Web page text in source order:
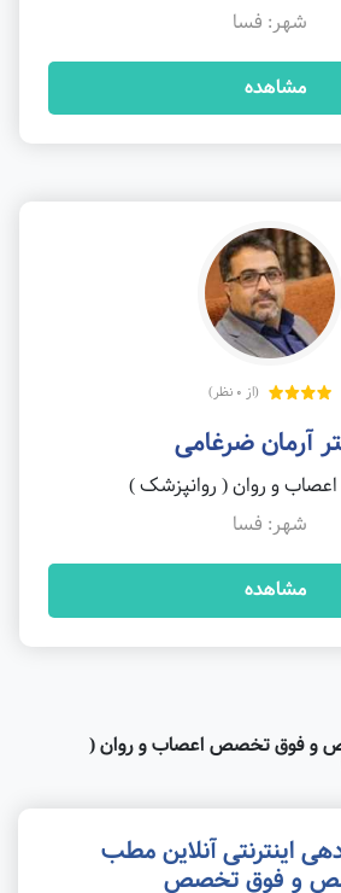
شهر: فسا
مشاهده
(از 0 نظر)
آرمان ضرغامی
و روان ( روانپزشک )
شهر: فسا
مشاهده
و فوق تخصص اعصاب و روان (
اینترنتی آنلاین مطب
و فوق تخصص